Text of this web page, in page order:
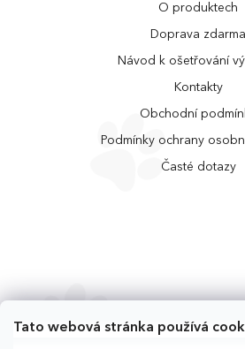
Tato webová stránka používá
O produktech
Doprava zdarma
Návod k ošetřování
Kontakty
Obchodní
Podmínky ochrany
Časté dotazy